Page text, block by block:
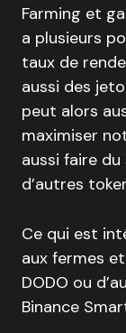
Farming et
a plusieurs
taux de
aussi des
peut alors
maximiser
aussi faire
d’autres
Ce qui est
aux fermes
DODO ou
Binance